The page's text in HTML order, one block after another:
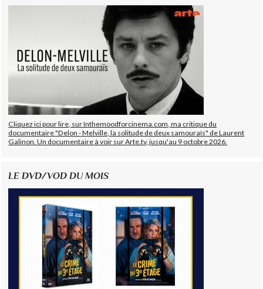
Cliquez ici pour lire, sur Inthemoodforcinema.com, ma critique du
documentaire "Delon - Melville, la solitude de deux samouraïs" de Laurent
Galinon. Un documentaire à voir sur Arte.tv, jusqu'au 9 octobre 2026.
LE DVD/VOD DU MOIS